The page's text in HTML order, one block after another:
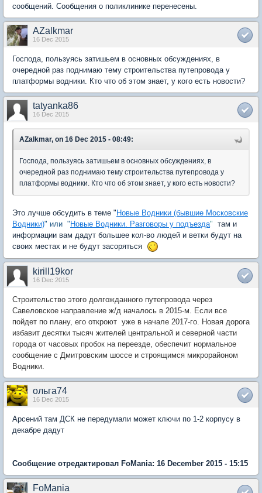
сообщений. Сообщения о поликлинике перенесены.
AZalkmar
16 Dec 2015
Господа, пользуясь затишьем в основных обсуждениях, в
очередной раз поднимаю тему строительства путепровода у
платформы водники. Кто что об этом знает, у кого есть новости?
tatyanka86
16 Dec 2015
AZalkmar, on 16 Dec 2015 - 08:49:
Господа, пользуясь затишьем в основных обсуждениях, в
очередной раз поднимаю тему строительства путепровода у
платформы водники. Кто что об этом знает, у кого есть новости?
Это лучше обсудить в теме "Новые Водники (бывшие Московские
Водники)" или "Новые Водники. Разговоры у подъезда" там и
информации вам дадут большее кол-во людей и ветки будут на
своих местах и не будут засоряться
kirill19kor
16 Dec 2015
Строительство этого долгожданного путепровода через
Савеловское направление ж/д началось в 2015-м. Если все
пойдет по плану, его откроют уже в начале 2017-го. Новая дорога
избавит десятки тысяч жителей центральной и северной части
города от часовых пробок на переезде, обеспечит нормальное
сообщение с Дмитровским шоссе и строящимся микрорайоном
Водники.
ольга74
16 Dec 2015
Арсений там ДСК не передумали может ключи по 1-2 корпусу в
декабре дадут
Сообщение отредактировал FoMania: 16 December 2015 - 15:15
FoMania